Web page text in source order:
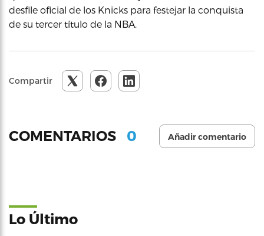
desfile oficial de los Knicks para festejar la conquista
de su tercer título de la NBA.
Compartir
COMENTARIOS 0 Añadir comentario
Lo Último